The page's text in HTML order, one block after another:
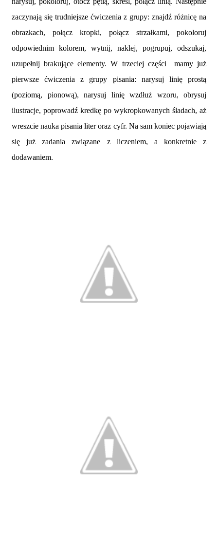
zaczynają się trudniejsze ćwiczenia z grupy: znajdź różnicę na
obrazkach, połącz kropki, połącz strzałkami, pokoloruj
odpowiednim kolorem, wytnij, naklej, pogrupuj, odszukaj,
uzupełnij brakujące elementy. W trzeciej części mamy już
pierwsze ćwiczenia z grupy pisania: narysuj linię prostą
(poziomą, pionową), narysuj linię wzdłuż wzoru, obrysuj
ilustracje, poprowadź kredkę po wykropkowanych śladach, aż
wreszcie nauka pisania liter oraz cyfr. Na sam koniec pojawiają
się już zadania związane z liczeniem, a konkretnie z
dodawaniem.